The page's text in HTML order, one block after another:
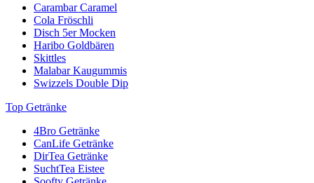
Carambar Caramel
Cola Fröschli
Disch 5er Mocken
Haribo Goldbären
Skittles
Malabar Kaugummis
Swizzels Double Dip
Top Getränke
4Bro Getränke
CanLife Getränke
DirTea Getränke
SuchtTea Eistee